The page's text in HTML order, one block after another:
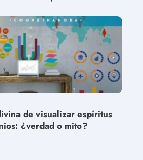
de visualizar espíritus
¿verdad o mito?